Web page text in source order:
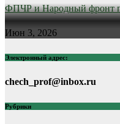
ФПЧР и Народный фронт
Июн 3, 2026
Электронный адрес:
chech_prof@inbox.ru
Рубрики